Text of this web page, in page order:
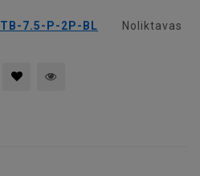
TB-7.5-P-2P-BL
Noliktavas